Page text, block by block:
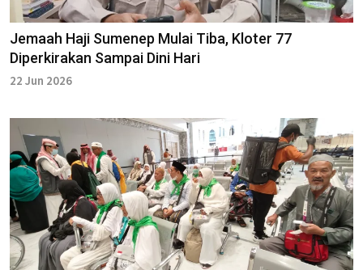
Jemaah Haji Sumenep Mulai Tiba, Kloter 77
Diperkirakan Sampai Dini Hari
22 Jun 2026